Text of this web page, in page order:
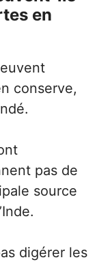
en
conserve,
pas de
source
digérer les